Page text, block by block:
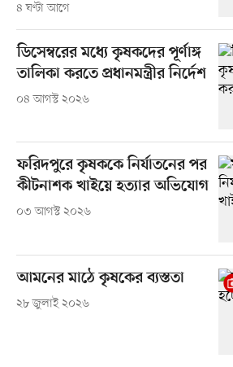
৪ ঘণ্টা আগে
ডিসেম্বরের মধ্যে কৃষকদের পূর্ণাঙ্গ
তালিকা করতে প্রধানমন্ত্রীর নির্দেশ
০৪ আগস্ট ২০২৬
ফরিদপুরে কৃষককে নির্যাতনের পর
কীটনাশক খাইয়ে হত্যার অভিযোগ
০৩ আগস্ট ২০২৬
আমনের মাঠে কৃষকের ব্যস্ততা
২৮ জুলাই ২০২৬